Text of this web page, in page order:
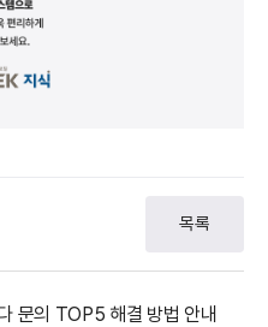
목록
문의 TOP5 해결 방법 안내